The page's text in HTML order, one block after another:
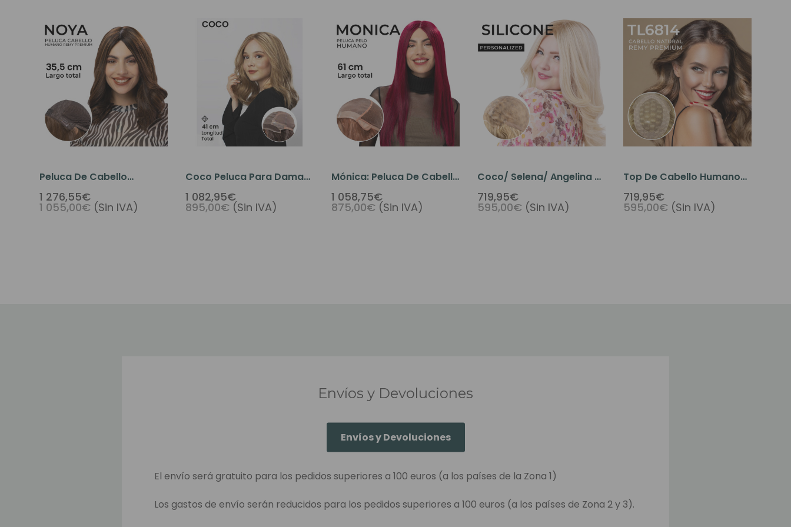
Peluca De Cabello
Humano De Primera
Calidad Con Trama
1 276,55€
1 055,00€ (Sin IVA)
Coco Peluca Para Dama
Con Cabello Humano
Remy Con Tiras En
1 082,95€
895,00€ (Sin IVA)
Mónica: Peluca De Cabello
Humano Para La Caída
Del Cabello Por Razones
1 058,75€
875,00€ (Sin IVA)
Coco/ Selena/ Angelina -
Peluca Médica A Medida
719,95€
595,00€ (Sin IVA)
Top De Cabello Humano
De Primera Calidad 6814
Postizo De Encaje Francés
719,95€
595,00€ (Sin IVA)
Envíos y Devoluciones
Envíos y Devoluciones
El envío será gratuito para los pedidos superiores a 100 euros (a los países de la Zona 1)
Los gastos de envío serán reducidos para los pedidos superiores a 100 euros (a los países de Zona 2 y 3).